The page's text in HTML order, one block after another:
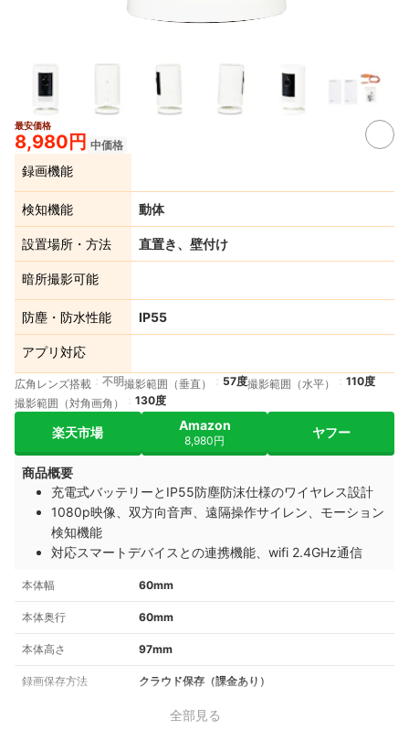
最安価格
8,980円 中価格
録画機能
検知機能 動体
設置場所・方法 直置き、壁付け
暗所撮影可能
防塵・防水性能 IP55
アプリ対応
広角レンズ搭載 不明撮影範囲（垂直） 57度撮影範囲（水平）
110度
撮影範囲（対角画角）
130度
楽天市場 Amazon
8,980円
ヤフー
商品概要
充電式バッテリーとIP55防塵防沫仕様のワイヤレス設計
1080p映像、双方向音声、遠隔操作サイレン、モーション
検知機能
対応スマートデバイスとの連携機能、wifi 2.4GHz通信
本体幅 60mm
本体奥行 60mm
本体高さ 97mm
録画保存方法 クラウド保存（課金あり）
全部見る